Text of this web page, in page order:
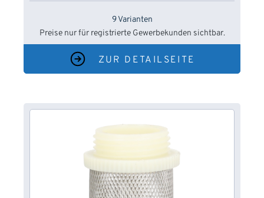
9 Varianten
Preise nur für registrierte Gewerbekunden sichtbar.
ZUR DETAILSEITE